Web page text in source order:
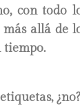
con todo
más allá de
tiempo.
¿no?